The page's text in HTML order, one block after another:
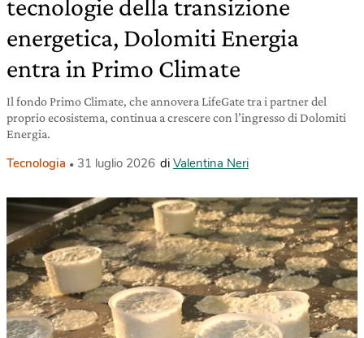
tecnologie della transizione
energetica, Dolomiti Energia
entra in Primo Climate
Il fondo Primo Climate, che annovera LifeGate tra i partner del
proprio ecosistema, continua a crescere con l’ingresso di Dolomiti
Energia.
Tecnologia 31 luglio 2026 di Valentina Neri